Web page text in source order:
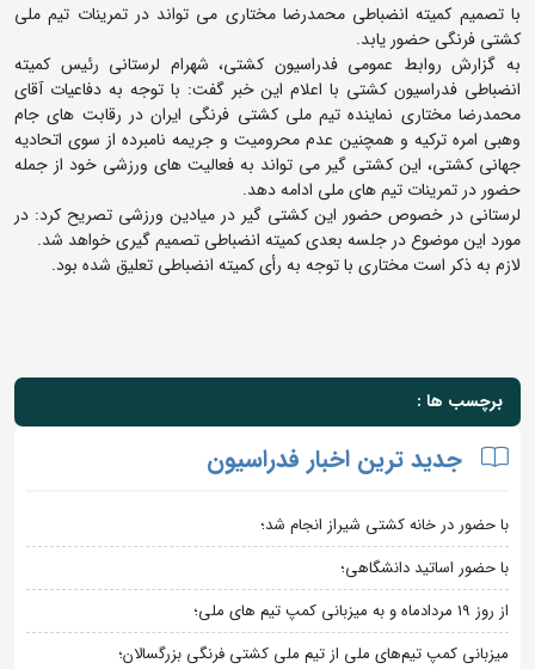
با تصمیم کمیته انضباطی محمدرضا مختاری می تواند در تمرینات تیم ملی
کشتی فرنگی حضور یابد.
به گزارش روابط عمومی فدراسیون کشتی، شهرام لرستانی رئیس کمیته
انضباطی فدراسیون کشتی با اعلام این خبر گفت: با توجه به دفاعیات آقای
محمدرضا مختاری نماینده تیم ملی کشتی فرنگی ایران در رقابت های جام
وهبی امره ترکیه و همچنین عدم محرومیت و جریمه نامبرده از سوی اتحادیه
جهانی کشتی، این کشتی گیر می تواند به فعالیت های ورزشی خود از جمله
حضور در تمرینات تیم های ملی ادامه دهد.
لرستانی در خصوص حضور این کشتی گیر در میادین ورزشی تصریح کرد: در
مورد این موضوع در جلسه بعدی کمیته انضباطی تصمیم گیری خواهد شد.
لازم به ذکر است مختاری با توجه به رأی کمیته انضباطی تعلیق شده بود.
برچسب ها :
جدید ترین اخبار فدراسیون
با حضور در خانه کشتی شیراز انجام شد؛
با حضور اساتید دانشگاهی؛
از روز 19 مردادماه و به میزبانی کمپ تیم های ملی؛
میزبانی کمپ تیم‌های ملی از تیم ملی کشتی فرنگی بزرگسالان؛